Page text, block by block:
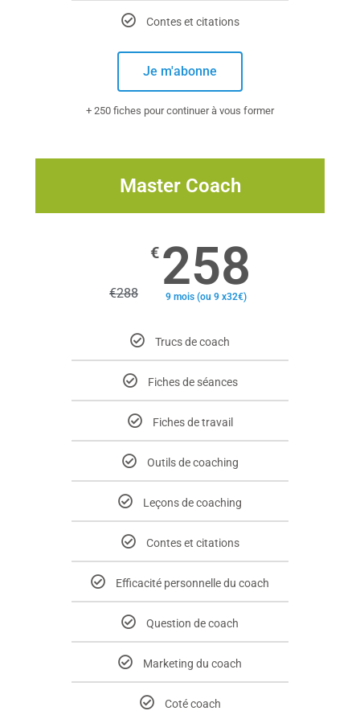
Contes et citations
Je m'abonne
+ 250 fiches pour continuer à vous former
Master Coach
€288
€ 258
9 mois (ou 9 x32€)
Trucs de coach
Fiches de séances
Fiches de travail
Outils de coaching
Leçons de coaching
Contes et citations
Efficacité personnelle du coach
Question de coach
Marketing du coach
Coté coach